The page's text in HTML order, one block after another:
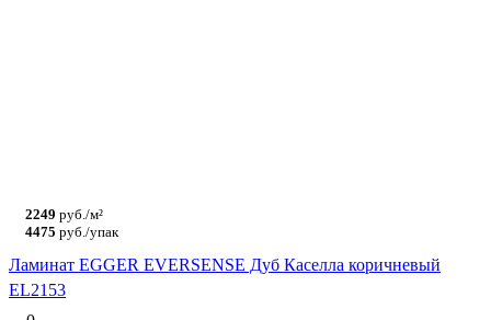
2249 руб./м²
4475 руб./упак
Ламинат EGGER EVERSENSE Дуб Каселла коричневый
EL2153